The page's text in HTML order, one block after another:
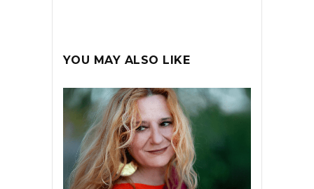
YOU MAY ALSO LIKE